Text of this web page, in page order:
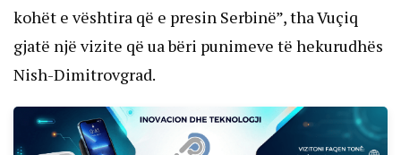
kohët e vështira që e presin Serbinë”, tha Vuçiq
gjatë një vizite që ua bëri punimeve të hekurudhës
Nish-Dimitrovgrad.